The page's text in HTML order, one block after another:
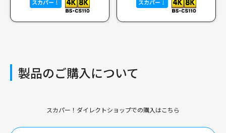
製品のご購入について
スカパー！ダイレクトショップでの購入はこちら